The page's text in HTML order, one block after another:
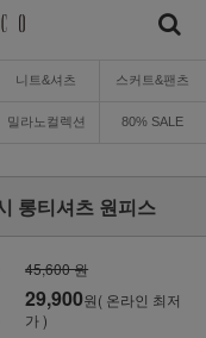
니트&셔츠 스커트&팬츠
밀라노컬렉션 80% SALE
롱티셔츠 원피스
45,600 원
29,900원( 온라인 최저
가 )